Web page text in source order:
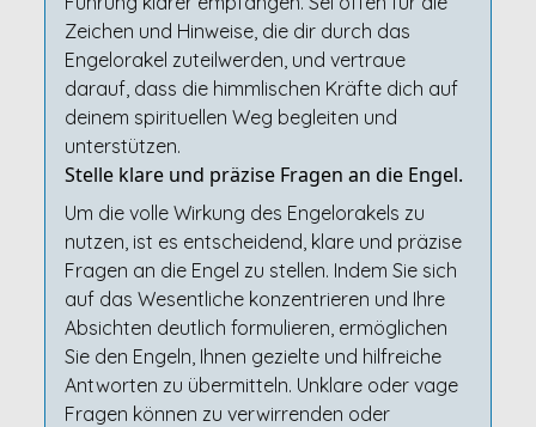
Zeichen und Hinweise, die dir durch das
Engelorakel zuteilwerden, und vertraue
darauf, dass die himmlischen Kräfte dich auf
deinem spirituellen Weg begleiten und
unterstützen.
Stelle klare und präzise Fragen an die Engel.
Um die volle Wirkung des Engelorakels zu
nutzen, ist es entscheidend, klare und präzise
Fragen an die Engel zu stellen. Indem Sie sich
auf das Wesentliche konzentrieren und Ihre
Absichten deutlich formulieren, ermöglichen
Sie den Engeln, Ihnen gezielte und hilfreiche
Antworten zu übermitteln. Unklare oder vage
Fragen können zu verwirrenden oder